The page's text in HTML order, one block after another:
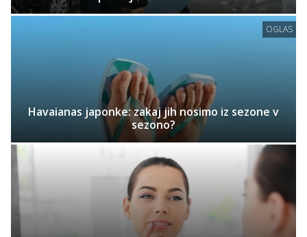
OGLAS
Havaianas japonke: zakaj jih nosimo iz sezone v
sezono?